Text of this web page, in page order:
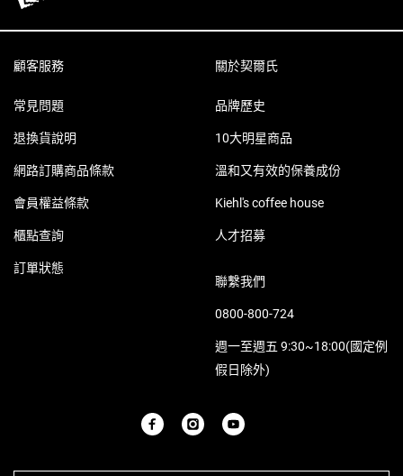
顧客服務
常見問題
退換貨說明
網路訂購商品條款
會員權益條款
櫃點查詢
訂單狀態
關於契爾氏
品牌歷史
10大明星商品
溫和又有效的保養成份
Kiehl's coffee house
人才招募
聯繫我們
0800-800-724
週一至週五 9:30~18:00(國定例
假日除外)